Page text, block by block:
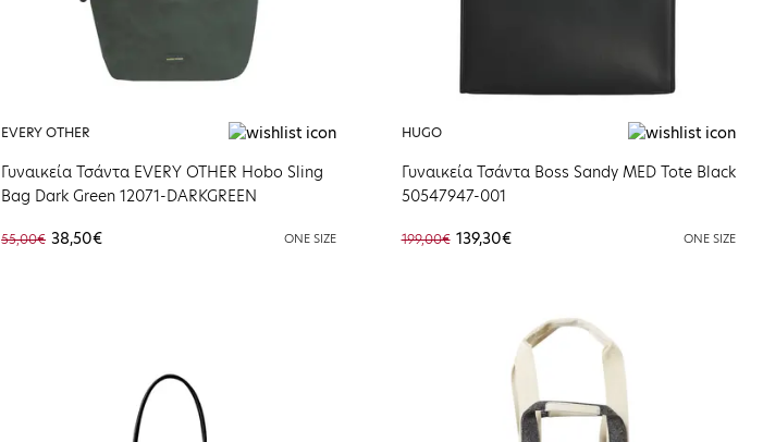
EVERY OTHER
Γυναικεία Τσάντα EVERY OTHER Hobo Sling
Bag Dark Green 12071-DARKGREEN
55,00€ 38,50€ ONE SIZE
HUGO
Γυναικεία Τσάντα Boss Sandy MED Tote Black
50547947-001
199,00€ 139,30€ ONE SIZE